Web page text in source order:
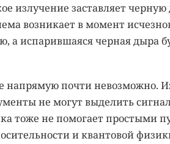
излучение заставляет
возникает в момент
испарившаяся черная дыра
напрямую почти невозможно.
не могут выделить
тоже не помогает простыми
и квантовой